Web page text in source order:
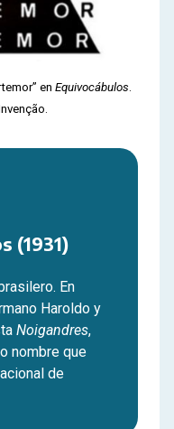
en Equivocábulos
(1931)
En
Haroldo y
Noigandres,
nombre que
de